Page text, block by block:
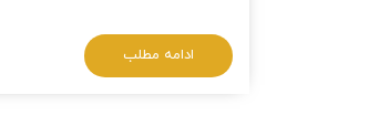
ادامه مطلب